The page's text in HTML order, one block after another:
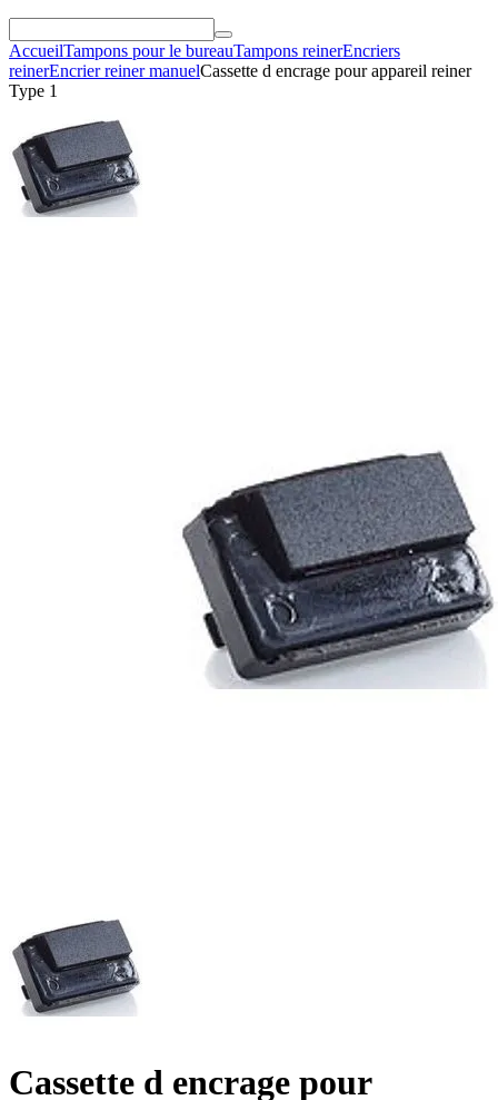
AccueilTampons pour le bureauTampons reinerEncriers
reinerEncrier reiner manuelCassette d encrage pour appareil reiner
Type 1
Cassette d encrage pour